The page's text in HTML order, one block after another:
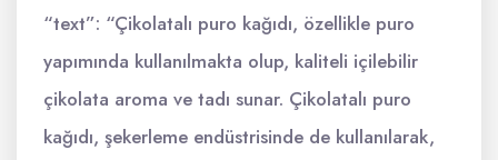
“text”: “Çikolatalı puro kağıdı, özellikle puro
yapımında kullanılmakta olup, kaliteli içilebilir
çikolata aroma ve tadı sunar. Çikolatalı puro
kağıdı, şekerleme endüstrisinde de kullanılarak,